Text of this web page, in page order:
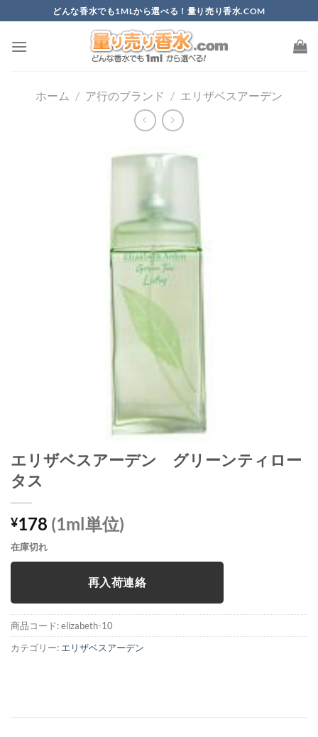
to
content
どんな香水でも1MLから選べる！量り売り香水.COM
ホーム / ア行のブランド / エリザベスアーデン
エリザベスアーデン グリーンティロー
タス
¥178 (1ml単位)
在庫切れ
再入荷連絡
商品コード:elizabeth-10
カテゴリー: エリザベスアーデン